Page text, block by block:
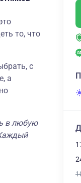
то, что
с
а
в любую